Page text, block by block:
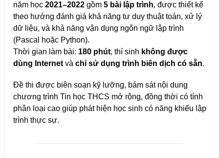
năm học 2021–2022gồm 5 bài lập trình, được thiết kế
theo hướng đánh giá khả năng tư duy thuật toán, xử lý
dữ liệu, và khả năng vận dụng ngôn ngữ lập trình
(Pascal hoặc Python).
Thời gian làm bài: 180 phút, thí sinh không được
dùng Internetvà chỉ sử dụng trình biên dịch có sẵn.
Đề thi được biên soạn kỹ lưỡng, bám sát nội dung
chương trình Tin học THCS mở rộng, đồng thời có tính
phân loại cao giúp phát hiện học sinh có năng khiếu lập
trình thực sự.